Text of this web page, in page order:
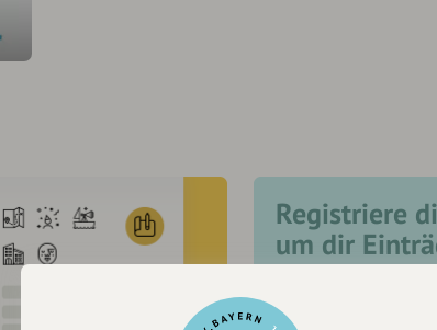
Registriere
um dir
zu merken